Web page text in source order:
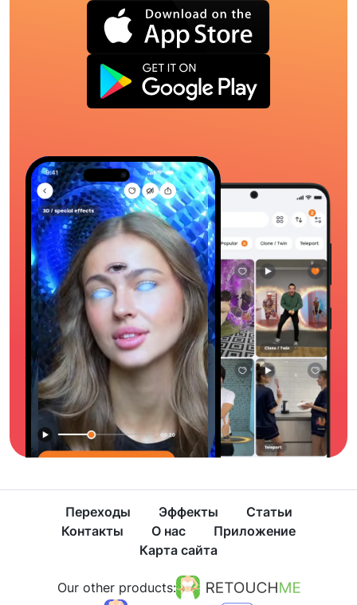
Переходы Эффекты
Статьи
Контакты
О нас
Приложение
Карта сайта
Our other products: